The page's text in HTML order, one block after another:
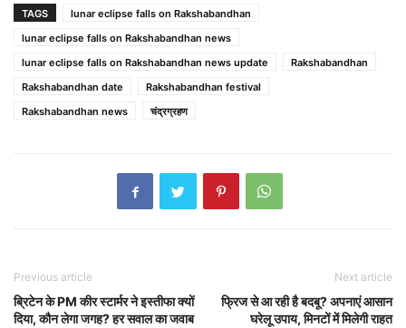
TAGS
lunar eclipse falls on Rakshabandhan
lunar eclipse falls on Rakshabandhan news
lunar eclipse falls on Rakshabandhan news update
Rakshabandhan
Rakshabandhan date
Rakshabandhan festival
Rakshabandhan news
चंद्रग्रहण
Previous article
ब्रिटेन के PM कीर स्टार्मर ने इस्तीफा क्यों
दिया, कौन लेगा जगह? हर सवाल का जवाब
Next article
फ्रिज से आ रही है बदबू? अपनाएं आसान
घरेलू उपाय, मिनटों में मिलेगी राहत